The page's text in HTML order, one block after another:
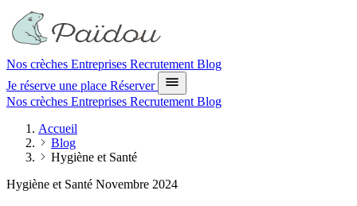
Nos crèches Entreprises Recrutement Blog
Je réserve une place Réserver
Nos crèches Entreprises Recrutement Blog
Accueil
Blog
Hygiène et Santé
Hygiène et Santé Novembre 2024